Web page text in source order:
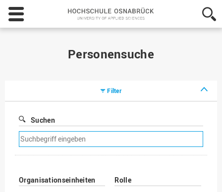
Hochschule
Osnabrück
-
Personensuche
Filter
Suchen
Suchfilter
entfernen
Organisationseinheiten
Rolle